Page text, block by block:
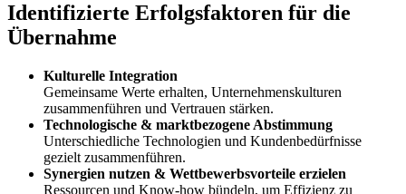
Identifizierte Erfolgsfaktoren für die
Übernahme
Kulturelle Integration
Gemeinsame Werte erhalten, Unternehmenskulturen
zusammenführen und Vertrauen stärken.
Technologische & marktbezogene Abstimmung
Unterschiedliche Technologien und Kundenbedürfnisse
gezielt zusammenführen.
Synergien nutzen & Wettbewerbsvorteile erzielen
Ressourcen und Know-how bündeln, um Effizienz zu